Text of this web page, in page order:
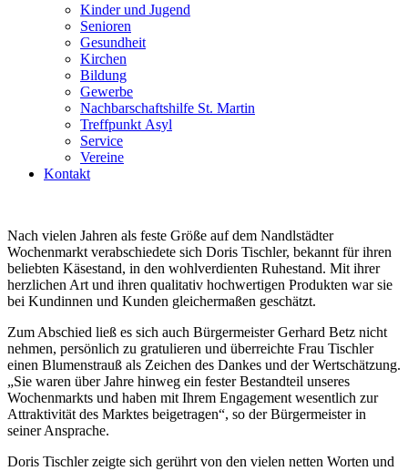
Kinder und Jugend
Senioren
Gesundheit
Kirchen
Bildung
Gewerbe
Nachbarschaftshilfe St. Martin
Treffpunkt Asyl
Service
Vereine
Kontakt
Nach vielen Jahren als feste Größe auf dem Nandlstädter
Wochenmarkt verabschiedete sich Doris Tischler, bekannt für ihren
beliebten Käsestand, in den wohlverdienten Ruhestand. Mit ihrer
herzlichen Art und ihren qualitativ hochwertigen Produkten war sie
bei Kundinnen und Kunden gleichermaßen geschätzt.
Zum Abschied ließ es sich auch Bürgermeister Gerhard Betz nicht
nehmen, persönlich zu gratulieren und überreichte Frau Tischler
einen Blumenstrauß als Zeichen des Dankes und der Wertschätzung.
„Sie waren über Jahre hinweg ein fester Bestandteil unseres
Wochenmarkts und haben mit Ihrem Engagement wesentlich zur
Attraktivität des Marktes beigetragen“, so der Bürgermeister in
seiner Ansprache.
Doris Tischler zeigte sich gerührt von den vielen netten Worten und